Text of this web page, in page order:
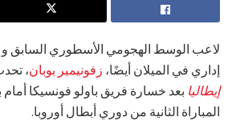
لاعب الوسط الهجومي الأسطوري
إداري في الميلان أيضًا، زفونيمير بوبان،
إيطاليا
المباراة الثانية من دوري أبطال أوروبا.